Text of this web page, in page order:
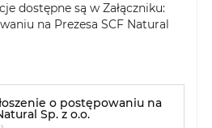
dostępne są w Załączniku:
na Prezesa SCF Natural
o postępowaniu na
Sp. z o.o.